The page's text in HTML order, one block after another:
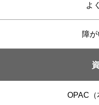
よ
障
OPAC（